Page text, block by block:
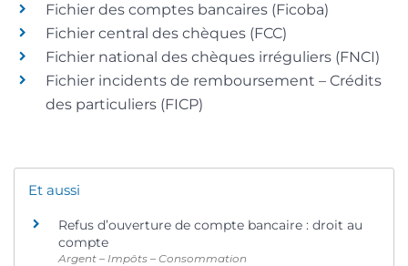
Fichier des comptes bancaires (Ficoba)
Fichier central des chèques (FCC)
Fichier national des chèques irréguliers (FNCI)
Fichier incidents de remboursement – Crédits
des particuliers (FICP)
Et aussi
Refus d’ouverture de compte bancaire : droit au
compte
Argent – Impôts – Consommation